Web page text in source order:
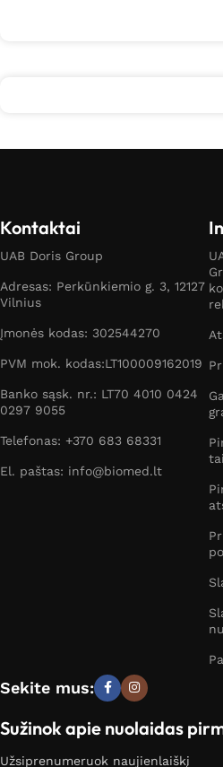
Kontaktai
UAB Doris Group
Adresas: Perkūnkiemio g. 3, 12127
Vilnius
Įmonės kodas: 302544270
PVM mok. kodas:LT100009162019
Banko sąsk. nr.: LT70 4010 0424
0297 9055
Telefonas: +370 683 68331
El. paštas: info@biomed.lt
Sekite mus:
Sužinok apie nuolaidas
Užsiprenumeruok naujienlaiškį